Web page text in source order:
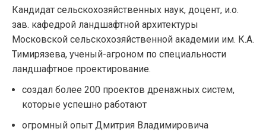
Кандидат сельскохозяйственных наук, доцент, и.о.
зав. кафедрой ландшафтной архитектуры
Московской сельскохозяйственной академии им. К.А.
Тимирязева, ученый-агроном по специальности
ландшафтное проектирование.
создал более 200 проектов дренажных систем,
которые успешно работают
огромный опыт Дмитрия Владимировича